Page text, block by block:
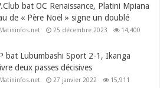
bat OC Renaissance, Platini Mpiana
de « Père Noël » signe un doublé
25 décembre 2023 14,400
bat Lubumbashi Sport 2-1, Ikanga
deux passes décisives
27 janvier 2022 15,911